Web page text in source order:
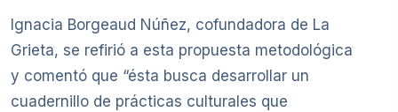
Ignacia Borgeaud Núñez, cofundadora de La
Grieta, se refirió a esta propuesta metodológica
y comentó que “ésta busca desarrollar un
cuadernillo de prácticas culturales que